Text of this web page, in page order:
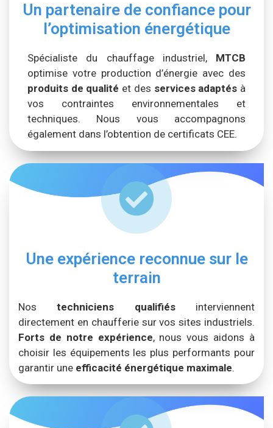
Un partenaire de confiance pour
l’optimisation énergétique
Spécialiste du chauffage industriel, MTCB
optimise votre production d’énergie avec des
produits de qualité et des services adaptés à
vos contraintes environnementales et
techniques. Nous vous accompagnons
également dans l’obtention de certificats CEE.
Une expérience reconnue sur le
terrain
Nostechniciens qualifiésinterviennent
directement en chaufferie sur vos sites industriels.
Forts de notre expérience, nous vous aidons à
choisir les équipements les plus performants pour
garantir une efficacité énergétique maximale.